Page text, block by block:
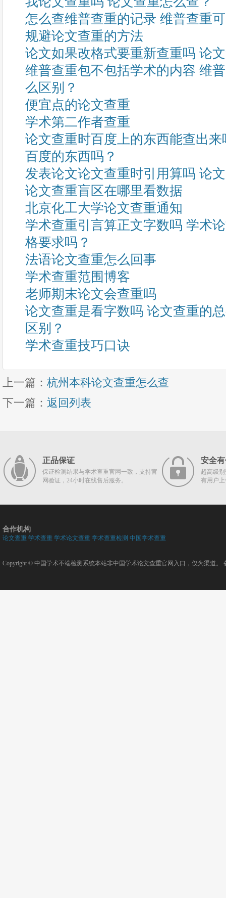
怎么查维普查重的记录 维普查重
规避论文查重的方法
论文如果改格式要重新查重吗 论
维普查重包不包括学术的内容 维
么区别？
便宜点的论文查重
学术第二作者查重
论文查重时百度上的东西能查出
百度的东西吗？
发表论文论文查重时引用算吗 论
论文查重盲区在哪里看数据
北京化工大学论文查重通知
学术查重引言算正文字数吗 学术
格要求吗？
法语论文查重怎么回事
学术查重范围博客
老师期末论文会查重吗
论文查重是看字数吗 论文查重的
区别？
学术查重技巧口诀
上一篇： 杭州本科论文查重怎么查
下一篇： 返回列表
正品保证
保证检测结果与学术查重官网一致，支持官
网验证，24小时在线售后服务。
安全
超高级
有用户
合作机构
论文查重 学术查重 学术论文查重 学术查重检测 中国学术查重
Copyright © 中国学术不端检测系统本站非中国学术论文查重官网入口，仅为渠道。